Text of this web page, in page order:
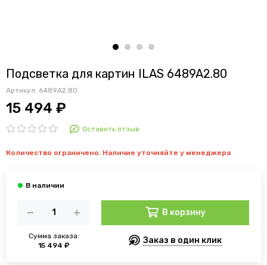
Подсветка для картин ILAS 6489A2.80
Артикул: 6489A2.80
15 494 ₽
Оставить отзыв
Количество ограничено. Наличие уточняйте у менеджера
Сумма заказа:
15 494 ₽
В корзину
Заказ в один клик